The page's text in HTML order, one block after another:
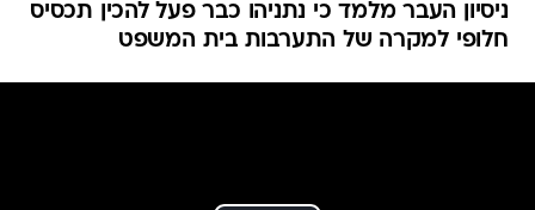
ניסיון העבר מלמד כי נתניהו כבר פעל להכין תכסיס
חלופי למקרה של התערבות בית המשפט